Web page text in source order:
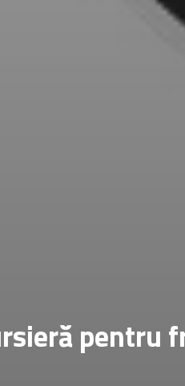
pentru